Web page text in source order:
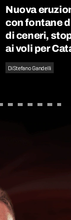
Nuova
con fontane
di ceneri,
ai voli per
DiStefano Gandelli